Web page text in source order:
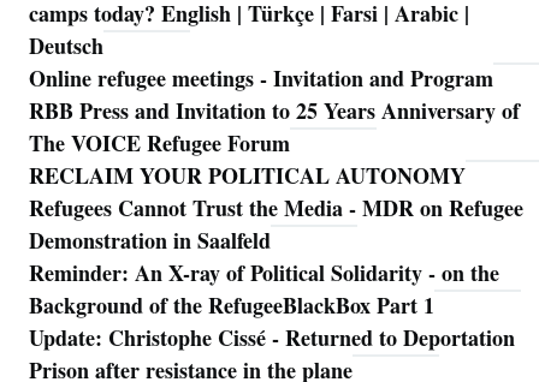
camps today? English | Türkçe | Farsi | Arabic |
Deutsch
Online refugee meetings - Invitation and Program
RBB Press and Invitation to 25 Years Anniversary of
The VOICE Refugee Forum
RECLAIM YOUR POLITICAL AUTONOMY
Refugees Cannot Trust the Media - MDR on Refugee
Demonstration in Saalfeld
Reminder: An X-ray of Political Solidarity - on the
Background of the RefugeeBlackBox Part 1
Update: Christophe Cissé - Returned to Deportation
Prison after resistance in the plane